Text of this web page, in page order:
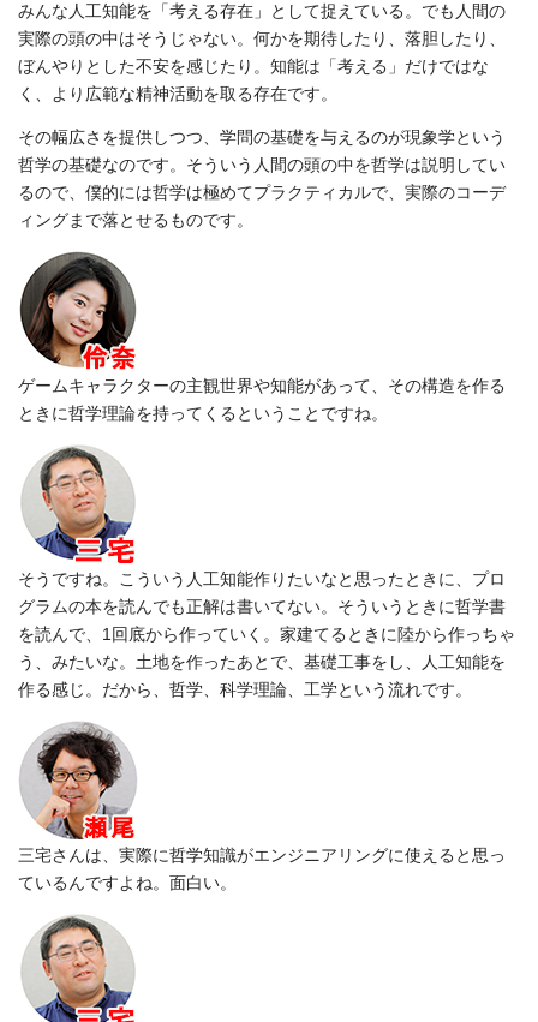
みんな人工知能を「考える存在」として捉えている。でも人間の
実際の頭の中はそうじゃない。何かを期待したり、落胆したり、
ぼんやりとした不安を感じたり。知能は「考える」だけではな
く、より広範な精神活動を取る存在です。
その幅広さを提供しつつ、学問の基礎を与えるのが現象学という
哲学の基礎なのです。そういう人間の頭の中を哲学は説明してい
るので、僕的には哲学は極めてプラクティカルで、実際のコーデ
ィングまで落とせるものです。
ゲームキャラクターの主観世界や知能があって、その構造を作る
ときに哲学理論を持ってくるということですね。
そうですね。こういう人工知能作りたいなと思ったときに、プロ
グラムの本を読んでも正解は書いてない。そういうときに哲学書
を読んで、1回底­­­­­から作っていく。家建てるときに陸から作っちゃ
う、みたいな。土地を作ったあとで、基礎工事をし、人工知能を
作る感じ。だから、哲学、科学理論、工学という流れです。
三宅さんは、実際に哲学知識がエンジニアリングに使えると思っ
ているんですよね。面白い。